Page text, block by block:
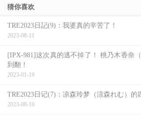
猜你喜欢
TRE2023日記(9)：我婆真的辛苦了！
2023-08-11
[IPX-981]这次真的逃不掉了！ 桃乃木香奈
到翻！
2023-01-19
TRE2023日记(7)：凉森玲梦（涼森れむ）的
2023-08-10